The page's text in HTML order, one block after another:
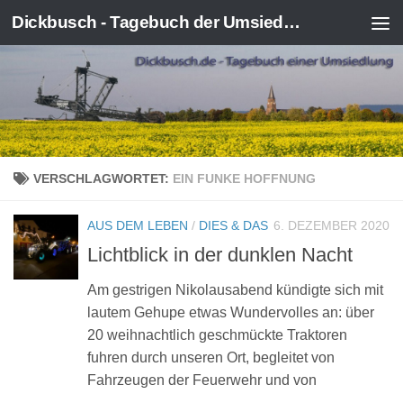
Zum Inhalt springen Dickbusch - Tagebuch der Umsiedlung von Kerpen-Manheim
VERSCHLAGWORTET: EIN FUNKE HOFFNUNG
AUS DEM LEBEN / DIES & DAS 6. DEZEMBER 2020
Lichtblick in der dunklen Nacht
Am gestrigen Nikolausabend kündigte sich mit
lautem Gehupe etwas Wundervolles an: über
20 weihnachtlich geschmückte Traktoren
fuhren durch unseren Ort, begleitet von
Fahrzeugen der Feuerwehr und von